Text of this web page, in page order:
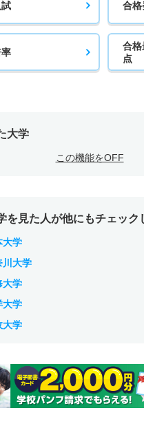
試 合格
合格
点
大学
この機能をOFF
を見た人が他にもチェック
大学
川大学
大学
大学
大学